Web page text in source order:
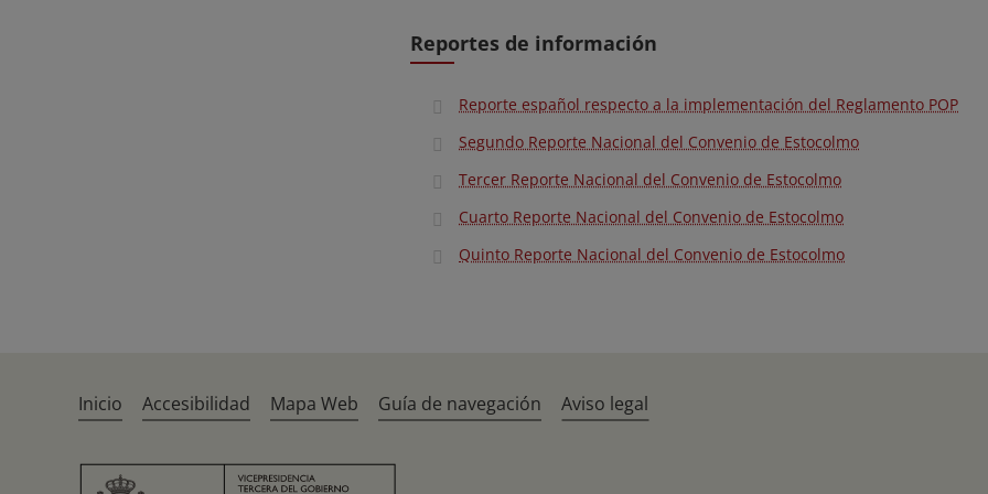
Reportes de información
Reporte español respecto a la implementación del Reglamento POP
Segundo Reporte Nacional del Convenio de Estocolmo
Tercer Reporte Nacional del Convenio de Estocolmo
Cuarto Reporte Nacional del Convenio de Estocolmo
Quinto Reporte Nacional del Convenio de Estocolmo
Inicio Accesibilidad Mapa Web Guía de navegación Aviso legal